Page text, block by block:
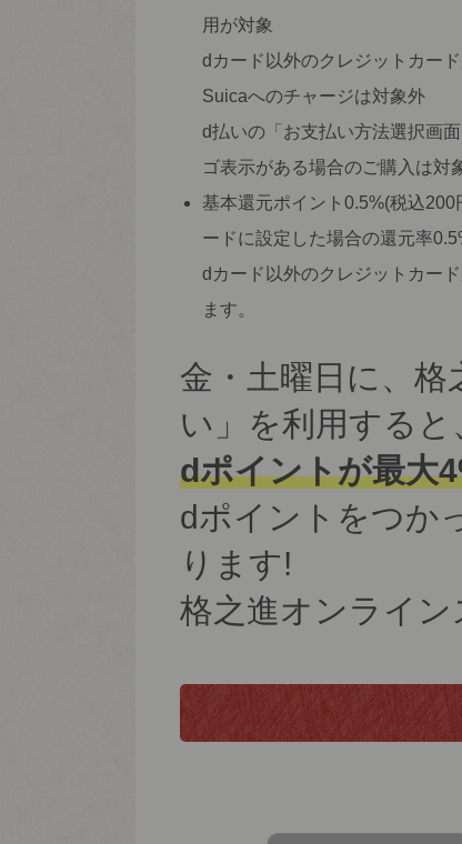
用が対象
dカード以外のクレジットカー
Suicaへのチャージは対象外
d払いの「お支払い方法選択画
ゴ表示がある場合のご購入は対
基本還元ポイント0.5%(税込
ードに設定した場合の還元率
dカード以外のクレジットカー
ます。
金・土曜日に、
い」を利用すると
dポイントが最大
dポイントをつか
ります!
格之進オンライ